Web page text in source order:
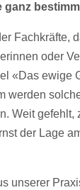
ganz
Fachkräfte,
oder
«Das ewige
werden
Weit
der Lage
unserer